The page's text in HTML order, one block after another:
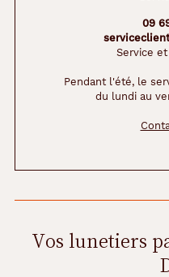
09
Service
Pendant l'été, le
du lundi au
Vos lunetiers